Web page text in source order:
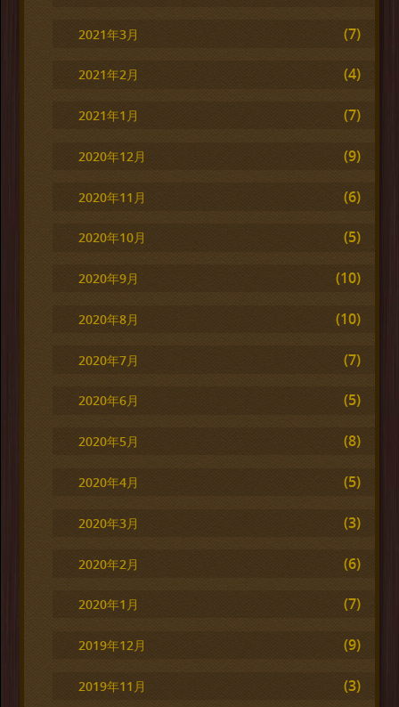
2021年3月 (7)
2021年2月 (4)
2021年1月 (7)
2020年12月 (9)
2020年11月 (6)
2020年10月 (5)
2020年9月 (10)
2020年8月 (10)
2020年7月 (7)
2020年6月 (5)
2020年5月 (8)
2020年4月 (5)
2020年3月 (3)
2020年2月 (6)
2020年1月 (7)
2019年12月 (9)
2019年11月 (3)